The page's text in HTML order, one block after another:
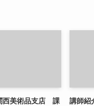
西美術品支店 課
講師紹